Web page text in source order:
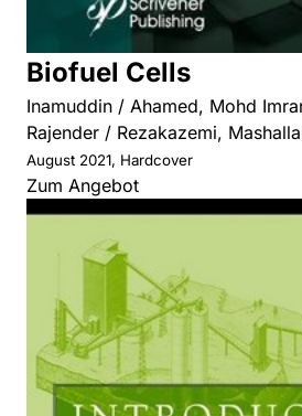
Biofuel Cells
Inamuddin / Ahamed, Mohd
Rajender / Rezakazemi,
August 2021, Hardcover
Zum Angebot